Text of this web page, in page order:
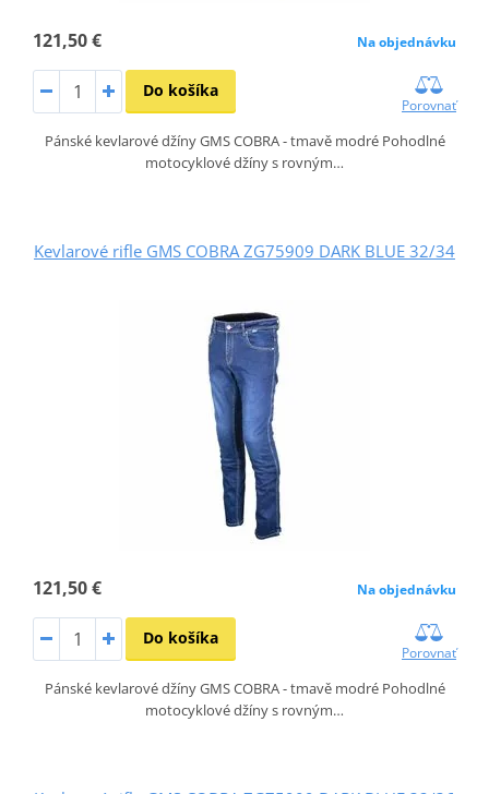
121,50 € Na objednávku
Do košíka
Porovnať
Pánské kevlarové džíny GMS COBRA - tmavě modré Pohodlné
motocyklové džíny s rovným…
Kevlarové rifle GMS COBRA ZG75909 DARK BLUE 32/34
121,50 € Na objednávku
Do košíka
Porovnať
Pánské kevlarové džíny GMS COBRA - tmavě modré Pohodlné
motocyklové džíny s rovným…